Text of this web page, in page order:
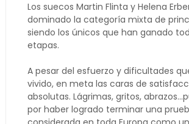
Los suecos Martin Flinta y Helena
dominado la categoría mixta de
siendo los únicos que han ganado
etapas.
A pesar del esfuerzo y dificultades
vivido, en meta las caras de
absolutas. Lágrimas, gritos,
por haber logrado terminar una